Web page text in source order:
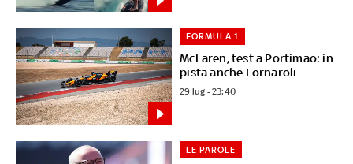
McLaren, test a Portimao: in
pista anche Fornaroli
FORMULA 1
29 lug - 23:40
LE PAROLE